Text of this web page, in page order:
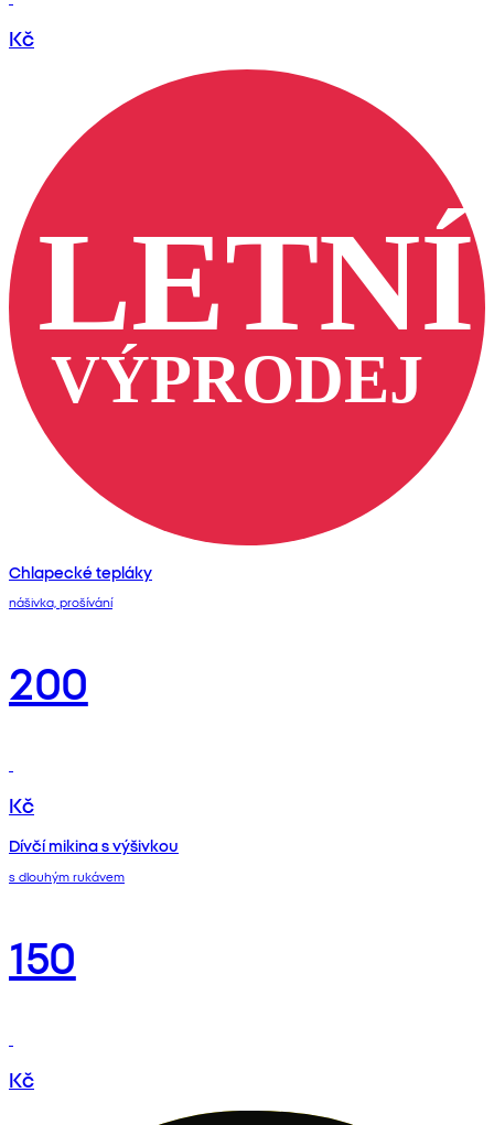
Kč
Chlapecké tepláky
nášivka, prošívání
200
Kč
Dívčí mikina s výšivkou
s dlouhým rukávem
150
Kč